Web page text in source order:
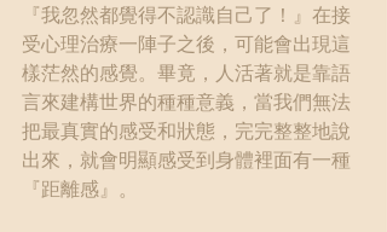
『我忽然都覺得不認識自己了！』在接
受心理治療一陣子之後，可能會出現這
樣茫然的感覺。畢竟，人活著就是靠語
言來建構世界的種種意義，當我們無法
把最真實的感受和狀態，完完整整地說
出來，就會明顯感受到身體裡面有一種
『距離感』。